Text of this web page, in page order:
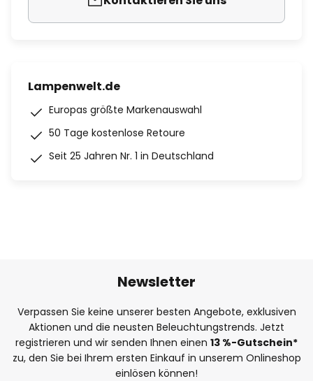
Lampenwelt.de
Europas größte Markenauswahl
50 Tage kostenlose Retoure
Seit 25 Jahren Nr. 1 in Deutschland
Newsletter
Verpassen Sie keine unserer besten Angebote, exklusiven
Aktionen und die neusten Beleuchtungstrends. Jetzt
registrieren und wir senden Ihnen einen 13 %-Gutschein*
zu, den Sie bei Ihrem ersten Einkauf in unserem Onlineshop
einlösen können!